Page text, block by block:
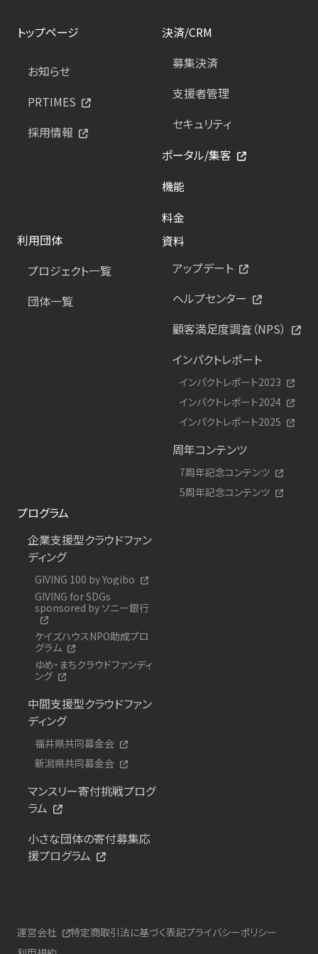
トップページ
お知らせ
PRTIMES
採用情報
決済/CRM
募集決済
支援者管理
セキュリティ
ポータル/集客
機能
料金
利用団体
プロジェクト一覧
団体一覧
資料
アップデート
ヘルプセンター
顧客満足度調査（NPS）
インパクトレポート
インパクトレポート2023
インパクトレポート2024
インパクトレポート2025
周年コンテンツ
7周年記念コンテンツ
5周年記念コンテンツ
プログラム
企業支援型クラウドファン
ディング
GIVING 100 by Yogibo
GIVING for SDGs
sponsored by ソニー銀行
ケイズハウスNPO助成プロ
グラム
ゆめ・まちクラウドファンディ
ング
中間支援型クラウドファン
ディング
福井県共同募金会
新潟県共同募金会
マンスリー寄付挑戦プログ
ラム
小さな団体の寄付募集応
援プログラム
運営会社 特定商取引法に基づく表記プライバシーポリシー